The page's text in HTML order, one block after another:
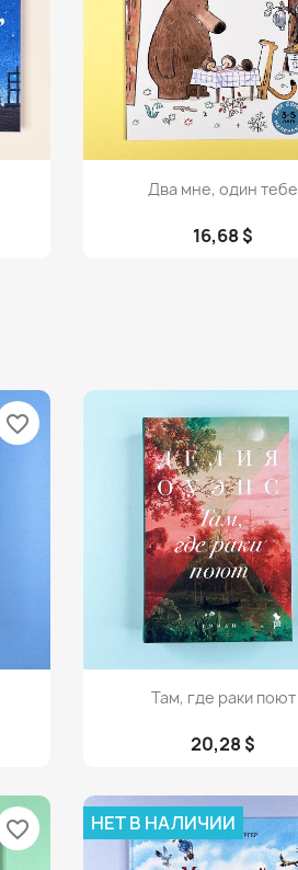
Просмотр
Два мне, один тебе
16,68 $
favorite_border
Просмотр
Там, где раки поют
20,28 $
favorite_border НЕТ В НАЛИЧИИ